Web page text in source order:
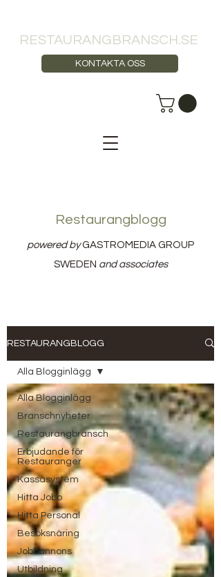
RESTAURANGBRANSCH.SE
KONTAKTA OSS
Restaurangblogg
powered byGASTROMEDIA GROUP
SWEDEN and associates
RESTAURANGBLOGG
Alla Blogginlägg
Branschnyheter
Restaurangbransch
Erbjudande för
Restauranger
Kassasystem
Hitta Jobb
Hitta Personal
Besöksnäring
Jobbannons
Utbildning
Alla Blogginlägg